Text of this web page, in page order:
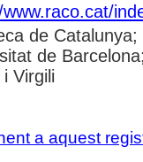
de
de
Virgili
a aquest